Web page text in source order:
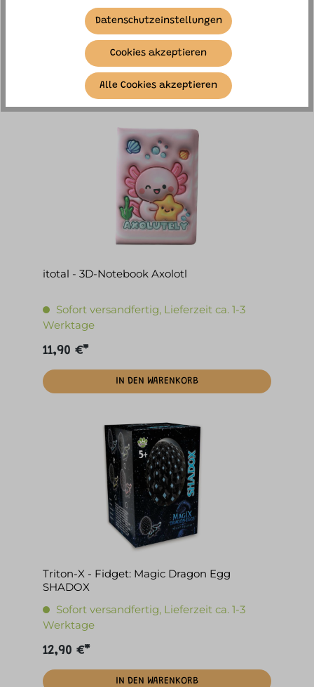
Sofort versandfertig, Lieferzeit ca. 1-3
Werktage
4,90 €*
IN DEN WARENKORB
itotal - 3D-Notebook Axolotl
Sofort versandfertig, Lieferzeit ca. 1-3
Werktage
11,90 €*
IN DEN WARENKORB
Triton-X - Fidget: Magic Dragon Egg
SHADOX
Sofort versandfertig, Lieferzeit ca. 1-3
Werktage
12,90 €*
IN DEN WARENKORB
Datenschutzeinstellungen
Cookies akzeptieren
Alle Cookies akzeptieren